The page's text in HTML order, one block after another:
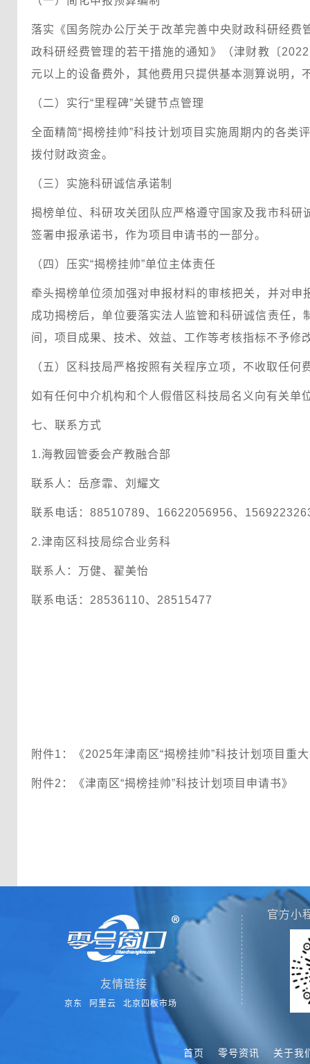
落实《国务院办公厅关于改革完善中央财政科研经
政科研经费管理的若干措施的通知》（津财教〔
元以上的设备费外，其他费用只提供基本测算说明，
（二）实行“里程碑”关键节点管理
全面精简“揭榜挂帅”科技计划项目实施周期内的各类
拨付财政资金。
（三）实施科研诚信承诺制
揭榜单位、科研攻关团队应严格遵守国家及我市科
签署申报承诺书，作为项目申请书的一部分。
（四）压实“揭榜挂帅”单位主体责任
牵头揭榜单位须加强对申报材料的审核把关，并对
成功揭榜后，单位要落实法人监管和科研诚信责任
间，项目成果、技术、效益、工作等考核指标不予
（五）区科技局严格按照有关程序立项，不收取任何
如有任何中介机构和个人假借区科技局名义向有关
七、联系方式
1.海教园管委会产教融合部
联系人：岳彦霏、刘耀文
联系电话：88510789、16622056956、
2.津南区科技局综合业务科
联系人：万健、翟美怡
联系电话：28536110、28515477
附件1：《2025年津南区“揭榜挂帅”科技计划项目重
附件2：《津南区“揭榜挂帅”科技计划项目申请书》
友情链接
京东 阿里云 北京四板市场
官方小
首页 零号资讯 关于我